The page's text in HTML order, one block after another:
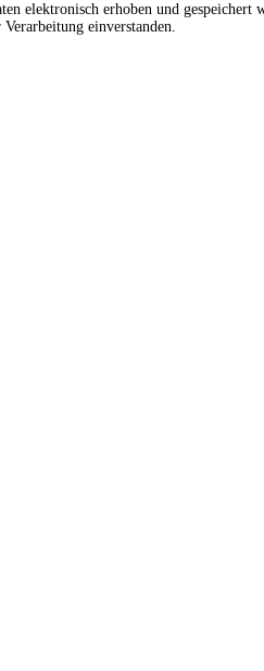
elektronisch erhoben und gespeichert
einverstanden.